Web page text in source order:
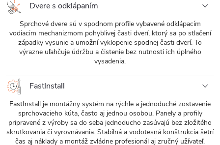
Dvere s odklápaním
Sprchové dvere sú v spodnom profile vybavené odklápacím
vodiacim mechanizmom pohyblivej časti dverí, ktorý sa po stlačení
západky vysunie a umožní vyklopenie spodnej časti dverí. To
výrazne uľahčuje údržbu a čistenie bez nutnosti ich úplného
vysadenia.
FastInstall
FastInstall je montážny systém na rýchle a jednoduché zostavenie
sprchovacieho kúta, často aj jednou osobou. Panely a profily
pripravené z výroby sa do seba jednoducho zasúvajú bez zložitého
skrutkovania či vyrovnávania. Stabilná a vodotesná konštrukcia šetrí
čas aj náklady a montáž zvládne profesionál aj zručný užívateľ.